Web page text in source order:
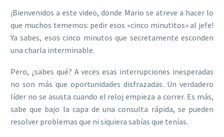
¡Bienvenidos a este video, donde Mario se atreve a hacer lo
que muchos tememos: pedir esos «cinco minutitos» al jefe!
Ya sabes, esos cinco minutos que secretamente esconden
una charla interminable.
Pero, ¿sabes qué? A veces esas interrupciones inesperadas
no son más que oportunidades disfrazadas. Un verdadero
líder no se asusta cuando el reloj empieza a correr. Es más,
sabe que bajo la capa de una consulta rápida, se pueden
resolver problemas que ni siquiera sabías que tenías.